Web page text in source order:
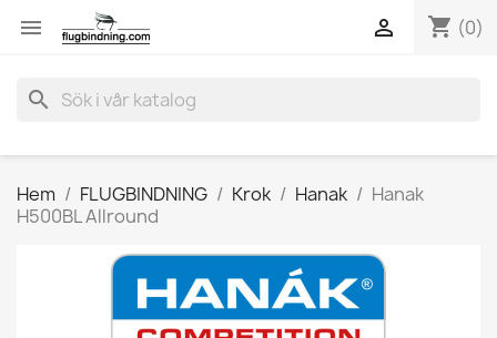
 shopping_cart (0)

search
Hem FLUGBINDNING Krok Hanak
Hanak
H500BL Allround